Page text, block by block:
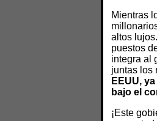
Mientras
altos
puestos
integra al
juntas los
EEUU,
bajo el
¡Este